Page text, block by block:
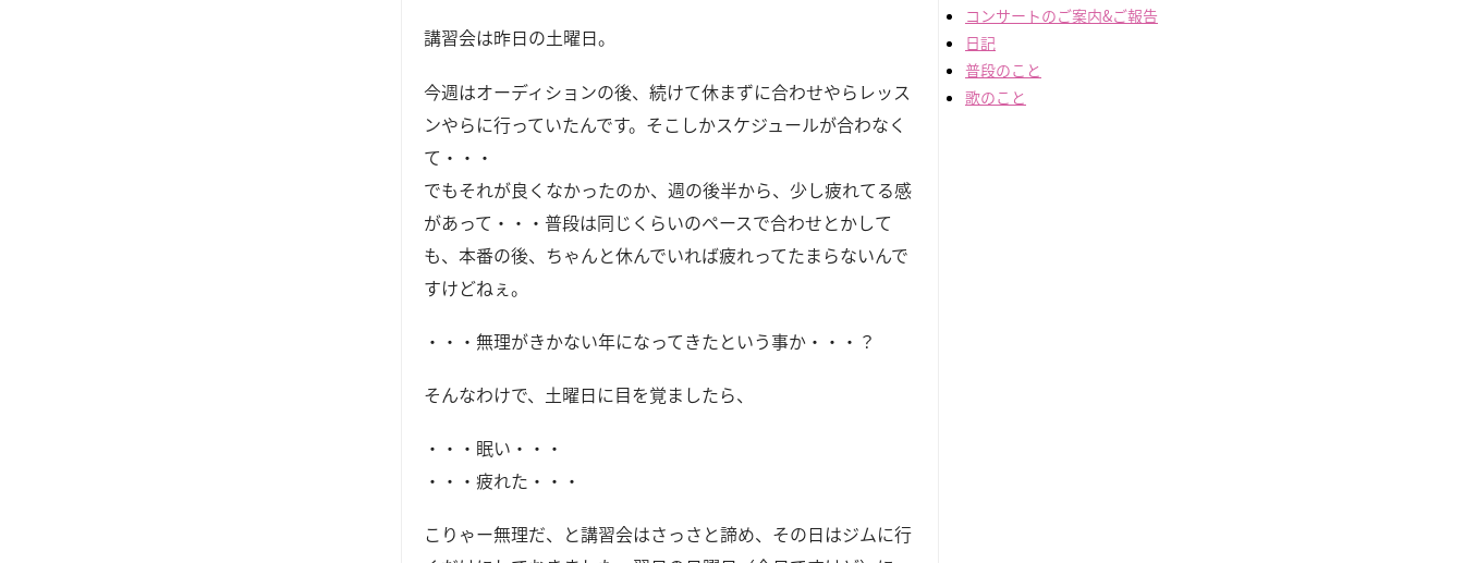
講習会は昨日の土曜日。
今週はオーディションの後、続けて休まずに合わせやらレッス
ンやらに行っていたんです。そこしかスケジュールが合わなく
て・・・
でもそれが良くなかったのか、週の後半から、少し疲れてる感
があって・・・普段は同じくらいのペースで合わせとかして
も、本番の後、ちゃんと休んでいれば疲れってたまらないんで
すけどねぇ。
・・・無理がきかない年になってきたという事か・・・？
そんなわけで、土曜日に目を覚ましたら、
・・・眠い・・・
・・・疲れた・・・
こりゃー無理だ、と講習会はさっさと諦め、その日はジムに行
カ
イ
ブ
コンサートのご案内&ご報告
日記
普段のこと
歌のこと